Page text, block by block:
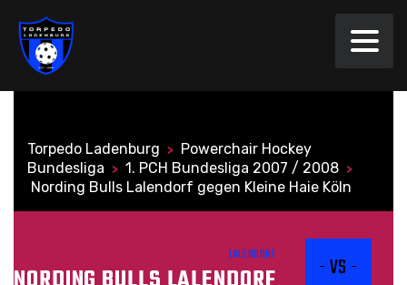
Torpedo Ladenburg > Powerchair Hockey
Bundesliga
> 1. PCH Bundesliga 2007 / 2008 >
Nording Bulls Lalendorf gegen Kleine Haie Köln
LALENDORF - VS -